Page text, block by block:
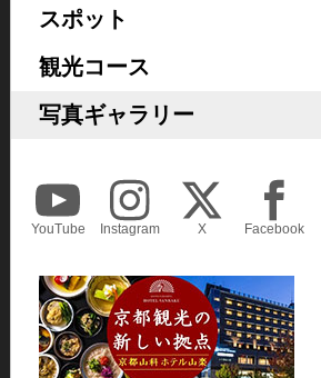
スポット
観光コース
写真ギャラリー
YouTube Instagram X Facebook